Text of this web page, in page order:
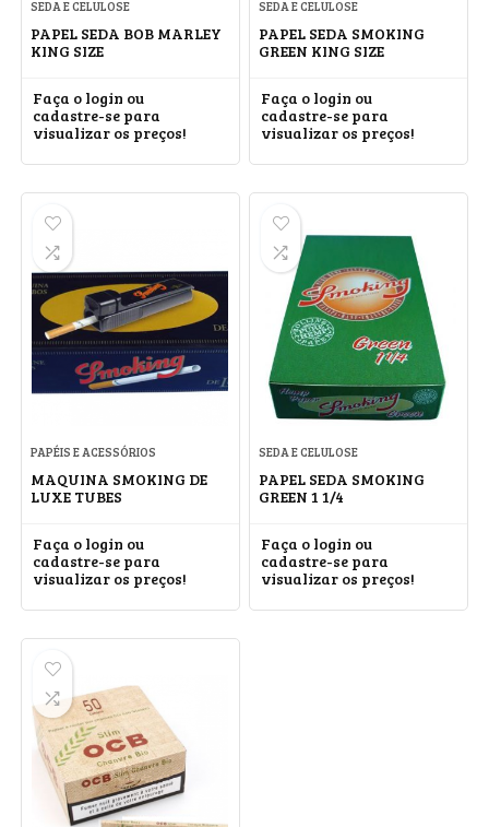
SEDA E CELULOSE
PAPEL SEDA BOB MARLEY
KING SIZE
Faça o login ou
cadastre-se para
visualizar os preços!
SEDA E CELULOSE
PAPEL SEDA SMOKING
GREEN KING SIZE
Faça o login ou
cadastre-se para
visualizar os preços!
PAPÉIS E ACESSÓRIOS
MAQUINA SMOKING DE
LUXE TUBES
Faça o login ou
cadastre-se para
visualizar os preços!
SEDA E CELULOSE
PAPEL SEDA SMOKING
GREEN 1 1/4
Faça o login ou
cadastre-se para
visualizar os preços!